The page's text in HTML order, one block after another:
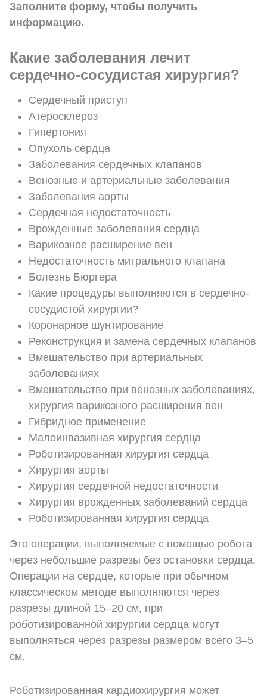
Заполните форму, чтобы получить
информацию.
Какие заболевания лечит
сердечно-сосудистая хирургия?
Сердечный приступ
Атеросклероз
Гипертония
Опухоль сердца
Заболевания сердечных клапанов
Венозные и артериальные заболевания
Заболевания аорты
Сердечная недостаточность
Врожденные заболевания сердца
Варикозное расширение вен
Недостаточность митрального клапана
Болезнь Бюргера
Какие процедуры выполняются в сердечно-
сосудистой хирургии?
Коронарное шунтирование
Реконструкция и замена сердечных клапанов
Вмешательство при артериальных
заболеваниях
Вмешательство при венозных заболеваниях,
хирургия варикозного расширения вен
Гибридное применение
Малоинвазивная хирургия сердца
Роботизированная хирургия сердца
Хирургия аорты
Хирургия сердечной недостаточности
Хирургия врожденных заболеваний сердца
Роботизированная хирургия сердца
Это операции, выполняемые с помощью робота
через небольшие разрезы без остановки сердца.
Операции на сердце, которые при обычном
классическом методе выполняются через
разрезы длиной 15–20 см, при
роботизированной хирургии сердца могут
выполняться через разрезы размером всего 3–5
см.
Роботизированная кардиохирургия может